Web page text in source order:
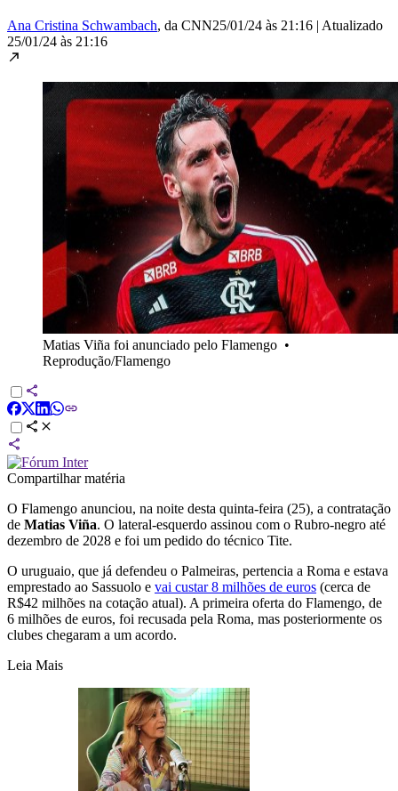
Ana Cristina Schwambach, da CNN25/01/24 às 21:16 | Atualizado
25/01/24 às 21:16
Matias Viña foi anunciado pelo Flamengo •
Reprodução/Flamengo
Compartilhar matéria
O Flamengo anunciou, na noite desta quinta-feira (25), a contratação
de Matias Viña. O lateral-esquerdo assinou com o Rubro-negro até
dezembro de 2028 e foi um pedido do técnico Tite.
O uruguaio, que já defendeu o Palmeiras, pertencia a Roma e estava
emprestado ao Sassuolo e vai custar 8 milhões de euros (cerca de
R$42 milhões na cotação atual). A primeira oferta do Flamengo, de
6 milhões de euros, foi recusada pela Roma, mas posteriormente os
clubes chegaram a um acordo.
Leia Mais